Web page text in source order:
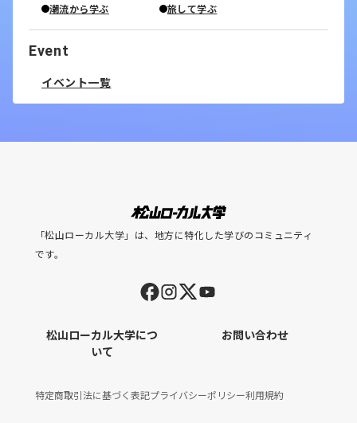
潮流から学ぶ
旅して学ぶ
Event
イベント一覧
「松山ローカル大学」は、地方に特化した学びのコミュニティ
です。
松山ローカル大学につ
いて
お問い合わせ
特定商取引法に基づく表記プライバシーポリシー利用規約